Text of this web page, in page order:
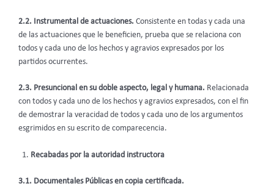
2.2. Instrumental de actuaciones. Consistente en todas y cada una
de las actuaciones que le beneficien, prueba que se relaciona con
todos y cada uno de los hechos y agravios expresados por los
partidos ocurrentes.
2.3. Presuncional en su doble aspecto, legal y humana. Relacionada
con todos y cada uno de los hechos y agravios expresados, con el fin
de demostrar la veracidad de todos y cada uno de los argumentos
esgrimidos en su escrito de comparecencia.
Recabadas por la autoridad instructora
3.1. Documentales Públicas en copia certificada.